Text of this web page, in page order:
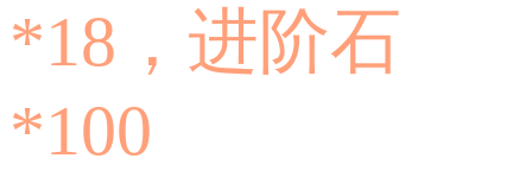
*18，进阶石
*100